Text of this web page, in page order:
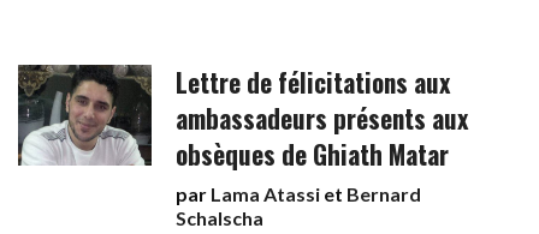
Lettre de félicitations aux
ambassadeurs présents aux
obsèques de Ghiath Matar
par Lama Atassi et Bernard
Schalscha